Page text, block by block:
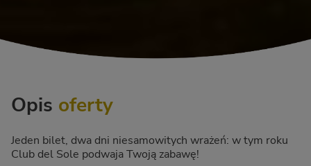
Opis oferty
Jeden bilet, dwa dni niesamowitych wrażeń: w tym roku
Club del Sole podwaja Twoją zabawę!